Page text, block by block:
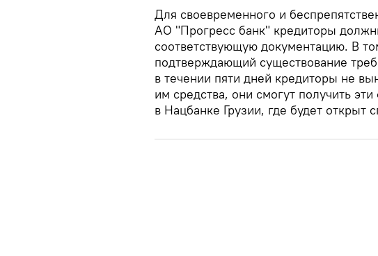
Для своевременного и
АО "Прогресс банк" кредиторы
соответствующую документацию. В
подтверждающий существование
в течении пяти дней кредиторы не
им средства, они смогут получить
в Нацбанке Грузии, где будет открыт